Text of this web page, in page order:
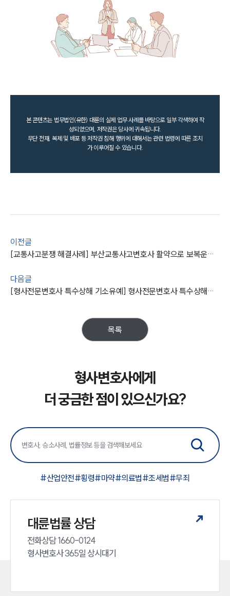
본 콘텐츠는 법무법인(유한) 대륜의 실제 업무 사례를 바탕으로 일부 각색하여 작
성되었으며, 저작권은 당사에 귀속됩니다.
무단 전재, 복제 및 배포 등 저작권 침해 행위에 대해서는 관련 법령에 따른 조치
가 이루어질 수 있습니다.
이전글
[교통사고분쟁 해결사례] 부산교통사고변호사 활약으로 보복운전 기소유예 받아냄
다음글
[형사전문변호사 특수상해 기소유예] 형사전문변호사 특수상해합의 조력으로 기소유예 처분
목록
형사변호사에게
더 궁금한 점이 있으신가요?
#산업안전#횡령#마약#의료법#조세범#무죄
대륜법률 상담
전화상담 1660-0124
형사변호사 365일 상시대기